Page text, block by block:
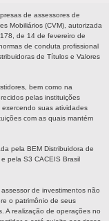
de assessores de
Mobiliários (CVM), autorizada
de 14 de fevereiro de
de conduta profissional
de Títulos e Valores
bem como na
pelas instituições
suas atividades
com as quais mantém
pela BEM Distribuidora de
pela S3 CACEIS Brasil
de investimentos não
o patrimônio de seus
A realização de operações no